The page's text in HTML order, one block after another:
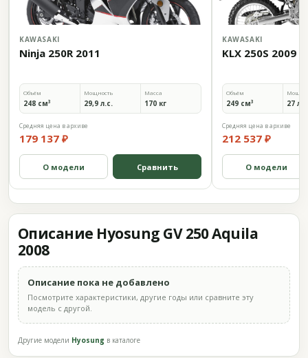
KAWASAKI
Ninja 250R 2011
Объём
248 см³
Мощность
29,9 л.с.
Масса
170 кг
Средняя цена в архиве
179 137 ₽
О модели Сравнить
KAWASAKI
KLX 250S 2009
Объём
249 см³ 27
Средняя цена в архиве
212 537 ₽
О модели
Описание Hyosung GV 250 Aquila
2008
Описание пока не добавлено
Посмотрите характеристики, другие годы или сравните эту
модель с другой.
Другие модели Hyosung в каталоге